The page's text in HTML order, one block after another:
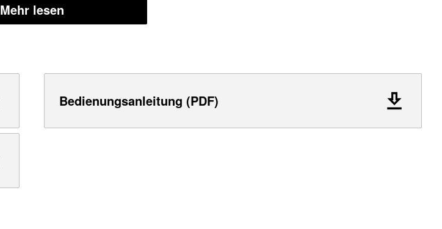
Mehr lesen
Bedienungsanleitung (PDF)